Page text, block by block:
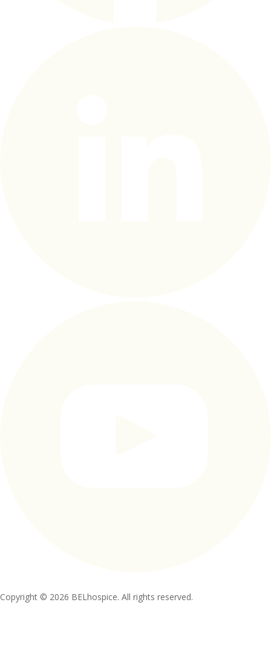
Copyright © 2026 BELhospice. All rights reserved.